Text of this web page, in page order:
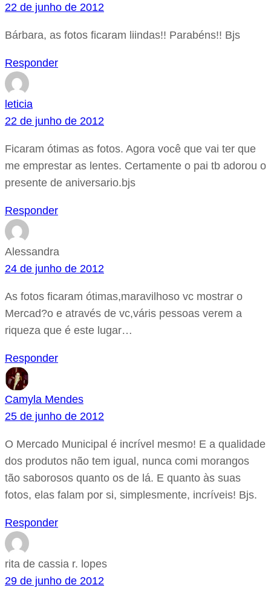
22 de junho de 2012
Bárbara, as fotos ficaram liindas!! Parabéns!! Bjs
Responder
leticia
22 de junho de 2012
Ficaram ótimas as fotos. Agora você que vai ter que
me emprestar as lentes. Certamente o pai tb adorou o
presente de aniversario.bjs
Responder
Alessandra
24 de junho de 2012
As fotos ficaram ótimas,maravilhoso vc mostrar o
Mercad?o e através de vc,váris pessoas verem a
riqueza que é este lugar…
Responder
Camyla Mendes
25 de junho de 2012
O Mercado Municipal é incrível mesmo! E a qualidade
dos produtos não tem igual, nunca comi morangos
tão saborosos quanto os de lá. E quanto às suas
fotos, elas falam por si, simplesmente, incríveis! Bjs.
Responder
rita de cassia r. lopes
29 de junho de 2012